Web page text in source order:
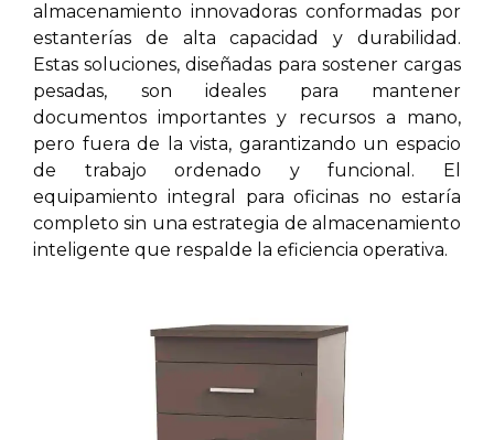
almacenamiento innovadoras conformadas por
estanterías de alta capacidad y durabilidad.
Estas soluciones, diseñadas para sostener cargas
pesadas, son ideales para mantener
documentos importantes y recursos a mano,
pero fuera de la vista, garantizando un espacio
de trabajo ordenado y funcional. El
equipamiento integral para oficinas no estaría
completo sin una estrategia de almacenamiento
inteligente que respalde la eficiencia operativa.